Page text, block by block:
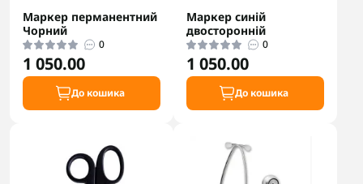
Маркер перманентний
Чорний
0
1 050.00
До кошика
Маркер синій
двосторонній
0
1 050.00
До кошика